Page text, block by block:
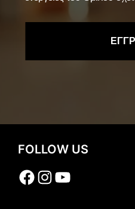
FOLLOW US
Facebook
Instagram
YouTube